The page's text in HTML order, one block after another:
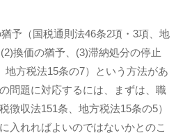
予（国税通則法46条2項・3項、地
換価の猶予、(3)滞納処分の停止
地方税法15条の7）という方法があ
問題に対応するには、まずは、職
徴収法151条、地方税法15条の5）
入れればよいのではないかとのこ